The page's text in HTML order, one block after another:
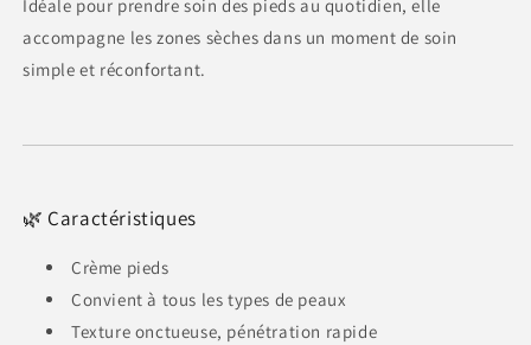
Idéale pour prendre soin des pieds au quotidien, elle
accompagne les zones sèches dans un moment de soin
simple et réconfortant.
🌿 Caractéristiques
Crème pieds
Convient à tous les types de peaux
Texture onctueuse, pénétration rapide